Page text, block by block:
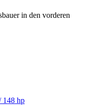
in den vorderen
148 hp